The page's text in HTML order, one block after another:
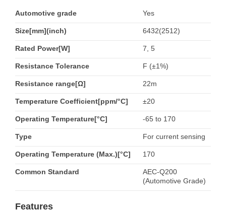
Automotive grade Yes
Size[mm](inch) 6432(2512)
Rated Power[W] 7, 5
Resistance Tolerance F (±1%)
Resistance range[Ω] 22m
Temperature Coefficient[ppm/°C] ±20
Operating Temperature[°C] -65 to 170
Type For current sensing
Operating Temperature (Max.)[°C] 170
Common Standard
AEC-Q200
(Automotive Grade)
Features